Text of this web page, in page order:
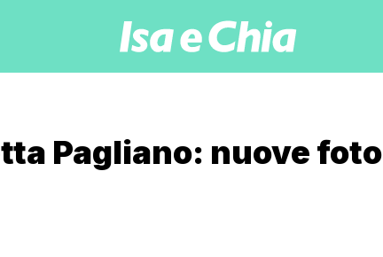
Pagliano: nuove foto